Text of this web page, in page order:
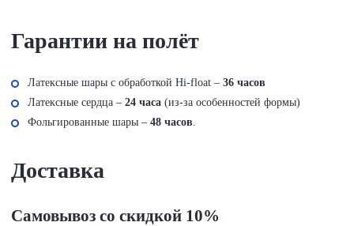
Гарантии на полёт
Латексные шары с обработкой Hi-float – 36 часов
Латексные сердца – 24 часа (из-за особенностей формы)
Фольгированные шары – 48 часов
Доставка
Самовывоз со скидкой 10%